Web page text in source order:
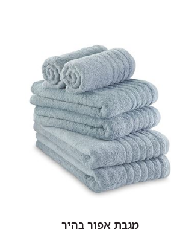
מגבת אפור בהיר